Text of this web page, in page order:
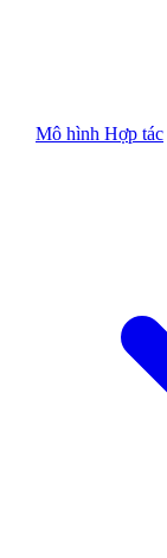
Mô hình Hợp tác